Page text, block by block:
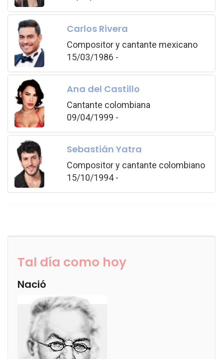
Carlos Rivera
Compositor y cantante mexicano
15/03/1986 -
Ana del Castillo
Cantante colombiana
09/04/1999 -
Sebastián Yatra
Compositor y cantante colombiano
15/10/1994 -
Tal día como hoy
Nació